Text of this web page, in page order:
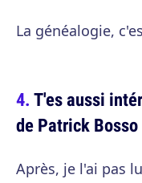
La généalogie,
T'es aussi
de Patrick Bosso
Après, je l'ai pas